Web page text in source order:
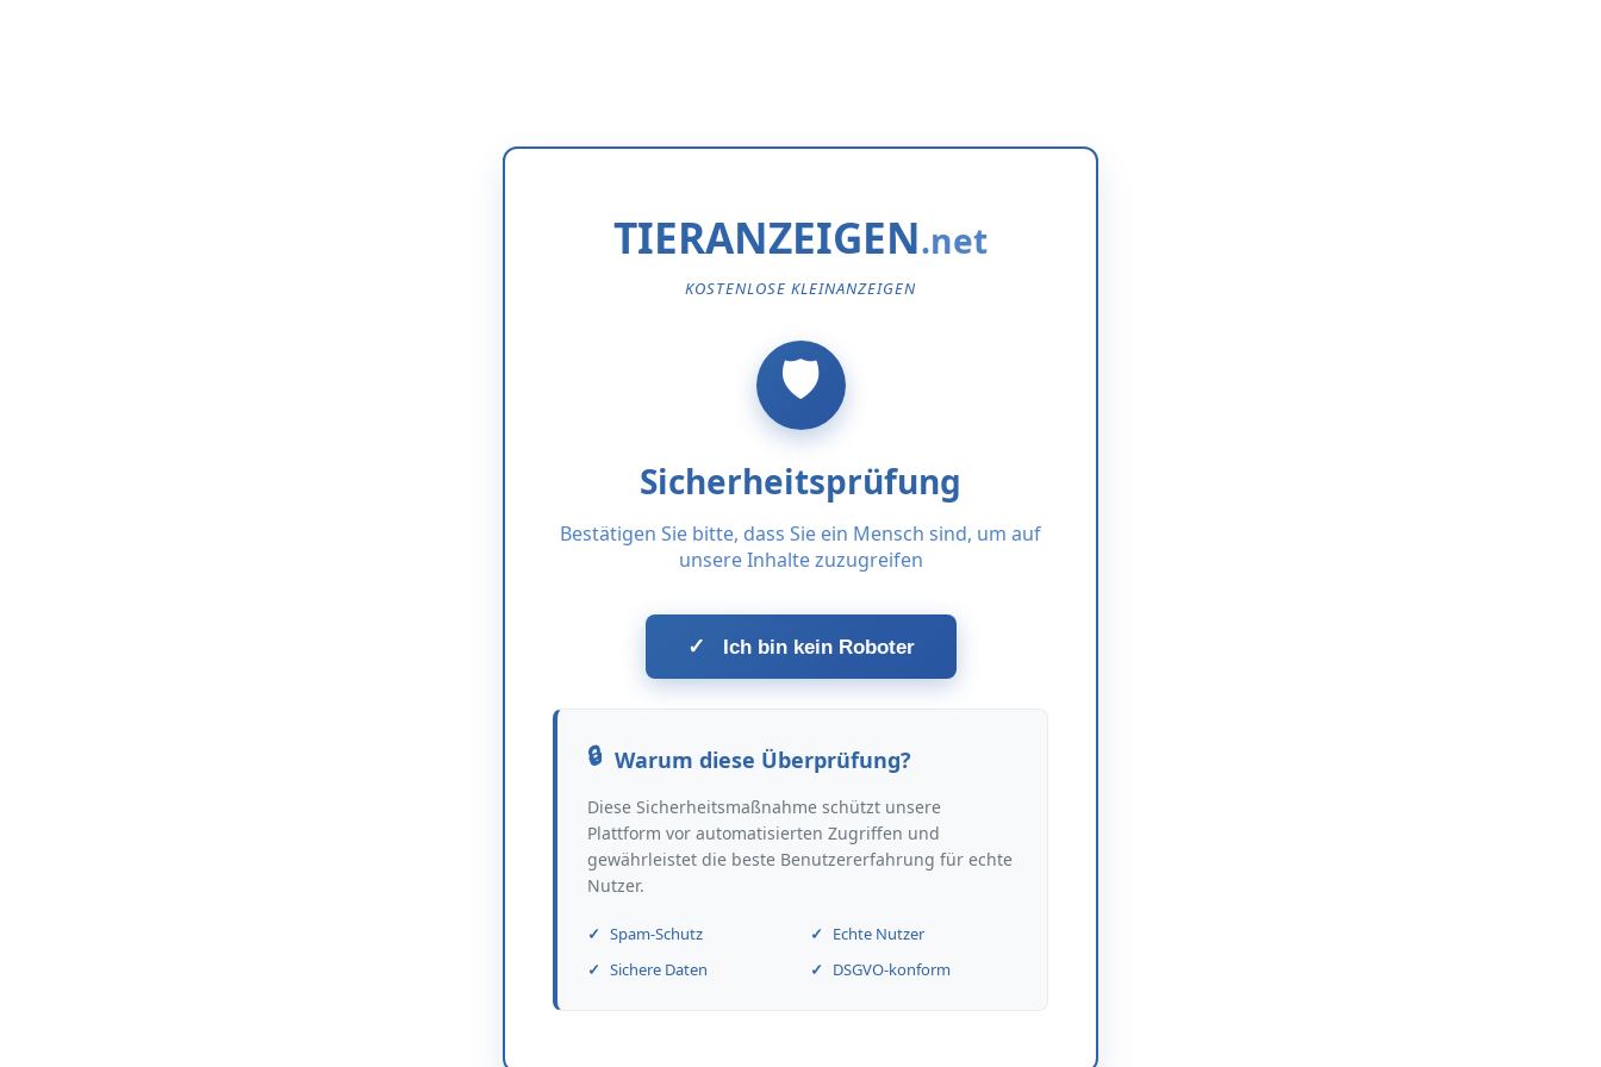
TIERANZEIGEN
KOSTENLOSE KLEINANZEIGEN
Sicherheitsprüfung
Bestätigen Sie bitte, dass Sie ein Mensch sind, um auf
unsere Inhalte zuzugreifen
✓ Ich bin kein Roboter
Warum diese Überprüfung?
Diese Sicherheitsmaßnahme schützt unsere
Plattform vor automatisierten Zugriffen und
gewährleistet die beste Benutzererfahrung für echte
Nutzer.
Spam-Schutz
Echte Nutzer
Sichere Daten
DSGVO-konform